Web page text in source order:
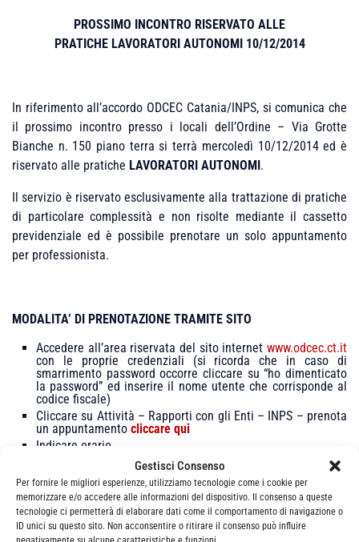
Gestisci Consenso
Per fornire le migliori esperienze, utilizziamo tecnologie come i cookie per
memorizzare e/o accedere alle informazioni del dispositivo. Il consenso a queste
tecnologie ci permetterà di elaborare dati come il comportamento di navigazione o
ID unici su questo sito. Non acconsentire o ritirare il consenso può influire
PROSSIMO INCONTRO RISERVATO ALLE
PRATICHE LAVORATORI AUTONOMI 10/12/2014
In riferimento all’accordo ODCEC Catania/INPS, si comunica che
il prossimo incontro presso i locali dell’Ordine – Via Grotte
Bianche n. 150 piano terra si terrà mercoledì 10/12/2014 ed è
riservato alle pratiche LAVORATORI AUTONOMI.
Il servizio è riservato esclusivamente alla trattazione di pratiche
di particolare complessità e non risolte mediante il cassetto
previdenziale ed è possibile prenotare un solo appuntamento
per professionista.
MODALITA’ DI PRENOTAZIONE TRAMITE SITO
Accedere all’area riservata del sito internet www.odcec.ct.it
con le proprie credenziali (si ricorda che in caso di
smarrimento password occorre cliccare su “ho dimenticato
la password” ed inserire il nome utente che corrisponde al
codice fiscale)
Cliccare su Attività – Rapporti con gli Enti – INPS – prenota
un appuntamento cliccare qui
Indicare orario
Nella casella “richieste particolari”èobbligatorio indicare i dati
della pratica:
matricola e codice fiscale, prenotazione PRATICA